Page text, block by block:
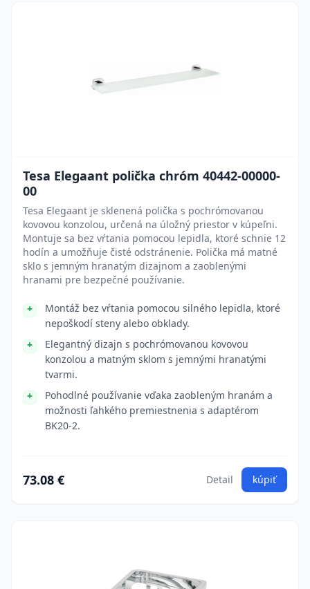
Tesa Elegaant polička chróm 40442-00000-
00
Tesa Elegaant je sklenená polička s pochrómovanou
kovovou konzolou, určená na úložný priestor v kúpeľni.
Montuje sa bez vŕtania pomocou lepidla, ktoré schnie 12
hodín a umožňuje čisté odstránenie. Polička má matné
sklo s jemným hranatým dizajnom a zaoblenými
hranami pre bezpečné používanie.
Montáž bez vŕtania pomocou silného lepidla, ktoré
nepoškodí steny alebo obklady.
Elegantný dizajn s pochrómovanou kovovou
konzolou a matným sklom s jemnými hranatými
tvarmi.
Pohodlné používanie vďaka zaobleným hranám a
možnosti ľahkého premiestnenia s adaptérom
BK20-2.
73.08 € Detail kúpiť